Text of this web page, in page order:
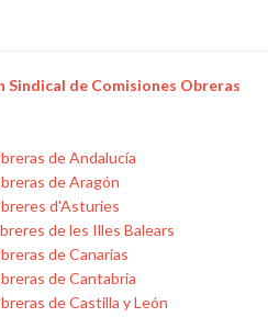
Sindical de Comisiones Obreras
de Andalucía
de Aragón
d'Asturies
de les Illes Balears
de Canarias
de Cantabria
de Castilla y León